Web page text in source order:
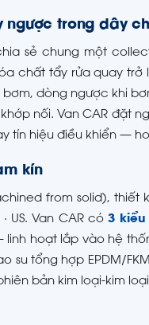
trong dây
sẻ chung một
chất tẩy rửa quay trở
bơm, dòng ngược khi
nối. Van CAR đặt
tín hiệu điều khiển —
kín
from solid),
US. Van CAR có3
hoạt lắp vào hệ
su tổng hợp EPDM/
bản kim loại-kim